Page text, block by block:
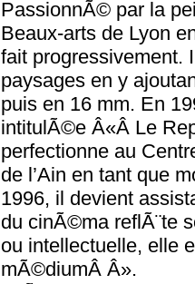
PassionnÃ© par la
Beaux-arts de Lyon
fait progressivement.
paysages en y
puis en 16 mm. En
intitulÃ©e Â«Â Le
perfectionne au
de l’Ain en tant que
1996, il devient
du cinÃ©ma reflÃ¨te
ou intellectuelle, elle
mÃ©diumÂ Â».